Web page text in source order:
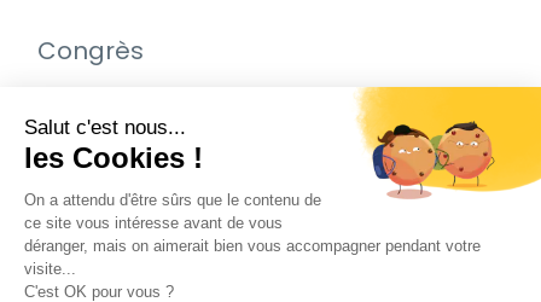
Congrès
Remise de prix – Awards
Journée Portes Ouvertes (JPO)